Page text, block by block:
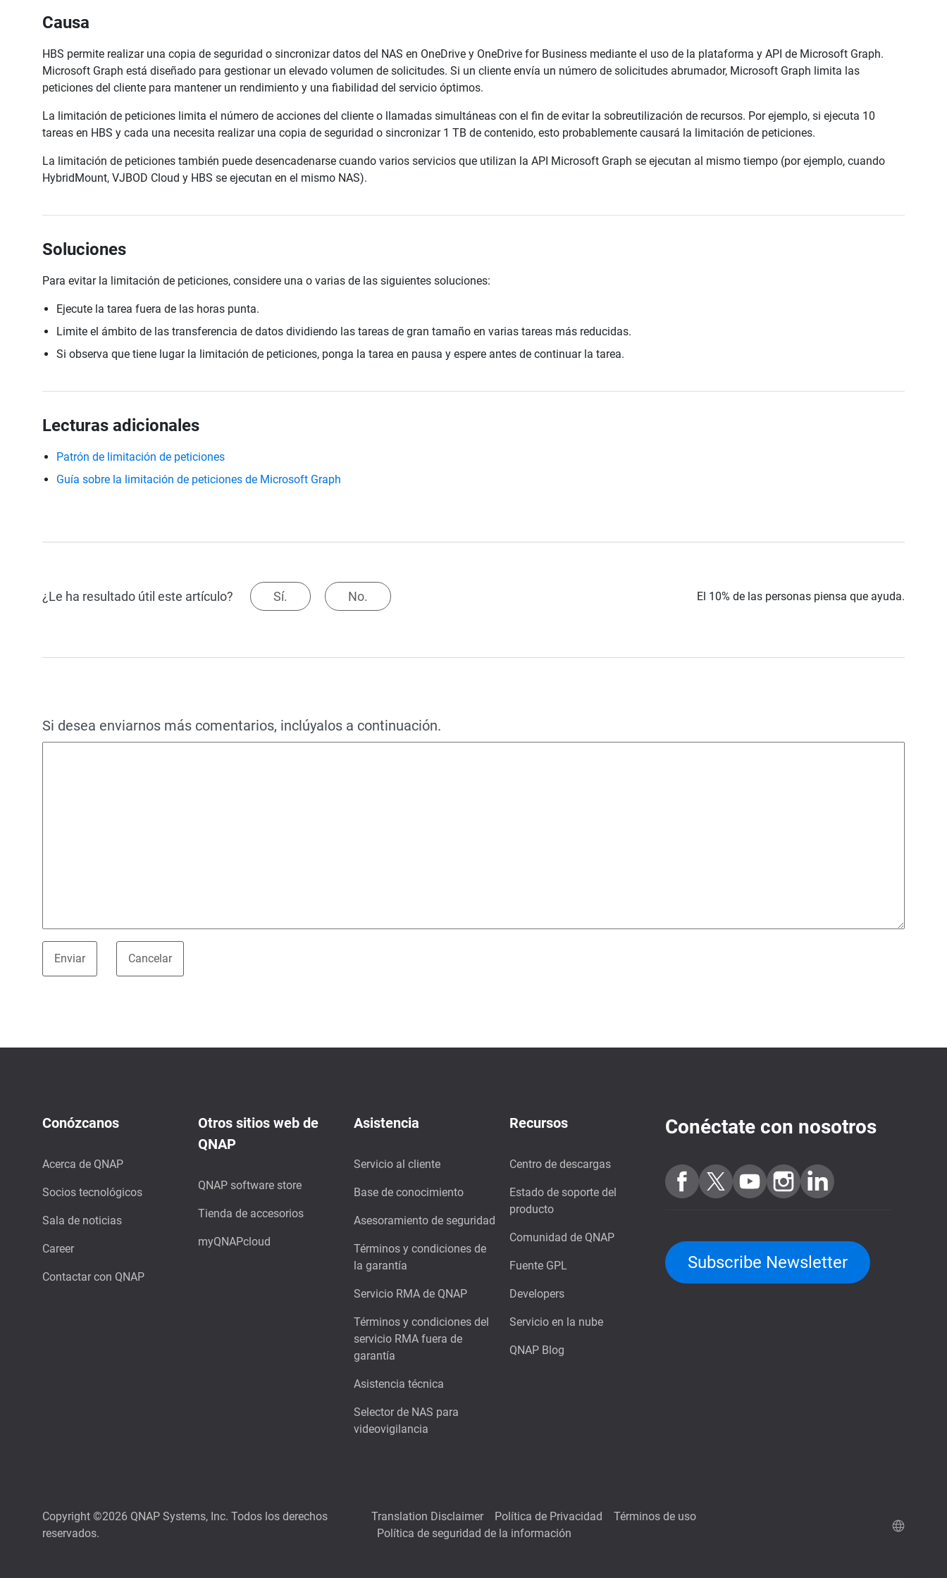
Causa
HBS permite realizar una copia de seguridad o sincronizar datos del NAS en OneDrive y OneDrive for Business mediante el uso de la plataforma y API de Microsoft Graph.
Microsoft Graph está diseñado para gestionar un elevado volumen de solicitudes. Si un cliente envía un número de solicitudes abrumador, Microsoft Graph limita las
peticiones del cliente para mantener un rendimiento y una fiabilidad del servicio óptimos.
La limitación de peticiones limita el número de acciones del cliente o llamadas simultáneas con el fin de evitar la sobreutilización de recursos. Por ejemplo, si ejecuta 10
tareas en HBS y cada una necesita realizar una copia de seguridad o sincronizar 1 TB de contenido, esto probablemente causará la limitación de peticiones.
La limitación de peticiones también puede desencadenarse cuando varios servicios que utilizan la API Microsoft Graph se ejecutan al mismo tiempo (por ejemplo, cuando
HybridMount, VJBOD Cloud y HBS se ejecutan en el mismo NAS).
Soluciones
Para evitar la limitación de peticiones, considere una o varias de las siguientes soluciones:
Ejecute la tarea fuera de las horas punta.
Limite el ámbito de las transferencia de datos dividiendo las tareas de gran tamaño en varias tareas más reducidas.
Si observa que tiene lugar la limitación de peticiones, ponga la tarea en pausa y espere antes de continuar la tarea.
Lecturas adicionales
Patrón de limitación de peticiones
Guía sobre la limitación de peticiones de Microsoft Graph
¿Le ha resultado útil este artículo? Sí. No. El 10% de las personas piensa que ayuda.
Si desea enviarnos más comentarios, inclúyalos a continuación.
Conózcanos
Acerca de QNAP
Socios tecnológicos
Sala de noticias
Career
Contactar con QNAP
Otros sitios web de
QNAP
QNAP software store
Tienda de accesorios
myQNAPcloud
Asistencia
Servicio al cliente
Base de conocimiento
Asesoramiento de seguridad
Términos y condiciones de
la garantía
Servicio RMA de QNAP
Términos y condiciones del
servicio RMA fuera de
garantía
Asistencia técnica
Selector de NAS para
videovigilancia
Recursos
Centro de descargas
Estado de soporte del
producto
Comunidad de QNAP
Fuente GPL
Developers
Servicio en la nube
QNAP Blog
Conéctate con nosotros
Subscribe Newsletter
Copyright ©2026 QNAP Systems, Inc. Todos los derechos
reservados.
Translation Disclaimer Política de Privacidad
Términos de uso
Política de seguridad de la información